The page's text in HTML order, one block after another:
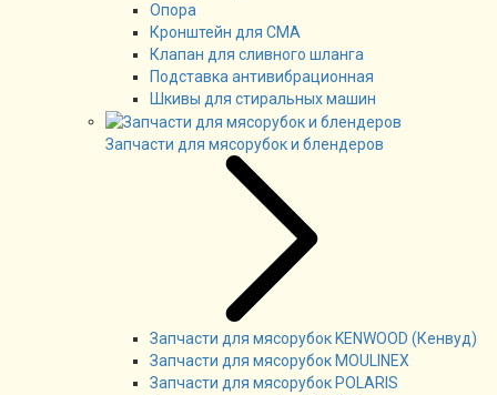
Опора
Кронштейн для СМА
Клапан для сливного шланга
Подставка антивибрационная
Шкивы для стиральных машин
Запчасти для мясорубок и блендеров
Запчасти для мясорубок KENWOOD (Кенвуд)
Запчасти для мясорубок MOULINEX
Запчасти для мясорубок POLARIS